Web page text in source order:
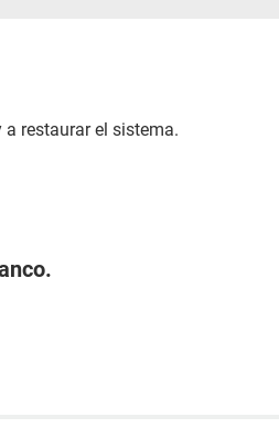
restaurar el sistema.